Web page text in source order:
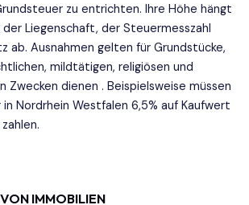
zu entrichten. Ihre Höhe hängt
Liegenschaft, der Steuermesszahl
ab. Ausnahmen gelten für Grundstücke,
mildtätigen, religiösen und
Zwecken dienen . Beispielsweise müssen
in Nordrhein Westfalen 6,5% auf Kaufwert
IMMOBILIEN